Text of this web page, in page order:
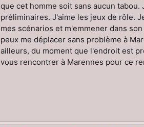
que cet homme soit sans aucun
préliminaires. J'aime les jeux de rôle.
mes scénarios et m'emmener dans
peux me déplacer sans problème à
ailleurs, du moment que l'endroit est
vous rencontrer à Marennes pour ce